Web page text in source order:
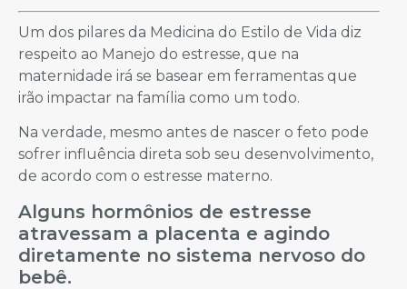
Um dos pilares da Medicina do Estilo de Vida diz
respeito ao Manejo do estresse, que na
maternidade irá se basear em ferramentas que
irão impactar na família como um todo.
Na verdade, mesmo antes de nascer o feto pode
sofrer influência direta sob seu desenvolvimento,
de acordo com o estresse materno.
Alguns hormônios de estresse
atravessam a placenta e agindo
diretamente no sistema nervoso do
bebê.